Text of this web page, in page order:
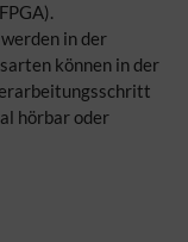
in der
können in der
hörbar oder